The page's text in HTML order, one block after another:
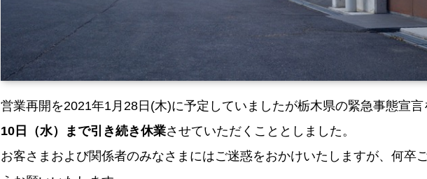
営業再開を2021年1月28日(木)に予定していましたが栃木県の緊急事態宣言
10日（水）まで引き続き休業させていただくこととしました。
お客さまおよび関係者のみなさまにはご迷惑をおかけいたしますが、何卒